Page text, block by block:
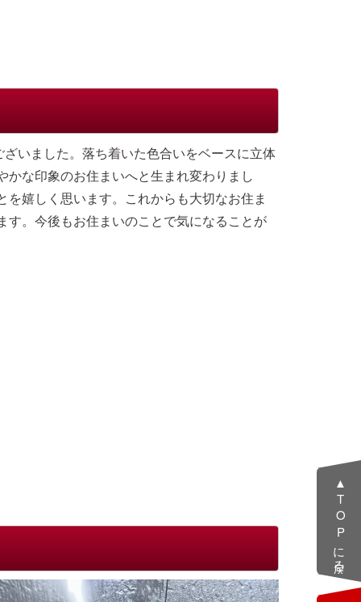
いました。落ち着いた色合いをベースに立体
な印象のお住まいへと生まれ変わりまし
嬉しく思います。これからも大切なお住ま
。今後もお住まいのことで気になることが
▲TOPに戻る